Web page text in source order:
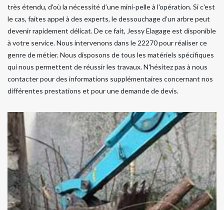
très étendu, d'où la nécessité d’une mini-pelle à l'opération. Si c'est
le cas, faites appel à des experts, le dessouchage d’un arbre peut
devenir rapidement délicat. De ce fait, Jessy Elagage est disponible
à votre service. Nous intervenons dans le 22270 pour réaliser ce
genre de métier. Nous disposons de tous les matériels spécifiques
qui nous permettent de réussir les travaux. N'hésitez pas à nous
contacter pour des informations supplémentaires concernant nos
différentes prestations et pour une demande de devis.